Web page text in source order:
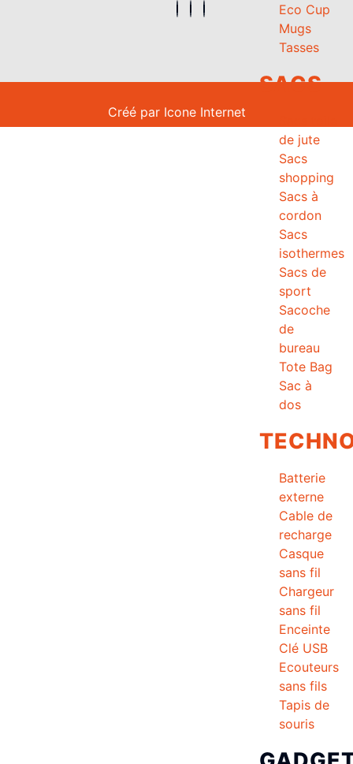
Eco Cup
Mugs
Tasses
SACS
de jute
Sacs
shopping
Sacs à
cordon
Sacs
isothermes
Sacs de
sport
Sacoche
de
bureau
Tote Bag
Sac à
dos
Batterie
externe
Cable de
recharge
Casque
sans fil
Chargeur
sans fil
Enceinte
Clé USB
Ecouteurs
sans fils
Tapis de
souris
Créé par Icone Internet